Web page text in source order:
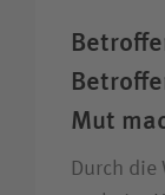
Mut
Durch